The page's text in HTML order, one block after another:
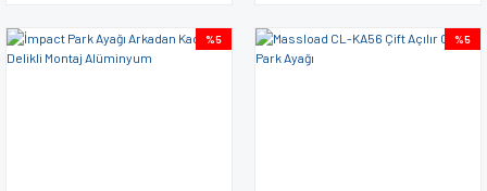
%5 %5